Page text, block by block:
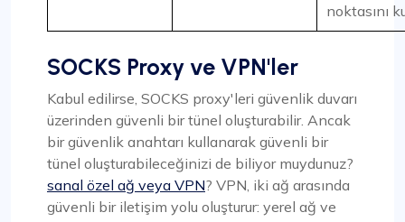
noktasını
SOCKS Proxy ve VPN'ler
Kabul edilirse, SOCKS proxy'leri güvenlik duvarı
üzerinden güvenli bir tünel oluşturabilir. Ancak
bir güvenlik anahtarı kullanarak güvenli bir
tünel oluşturabileceğinizi de biliyor muydunuz?
sanal özel ağ veya VPN? VPN, iki ağ arasında
güvenli bir iletişim yolu oluşturur: yerel ağ ve